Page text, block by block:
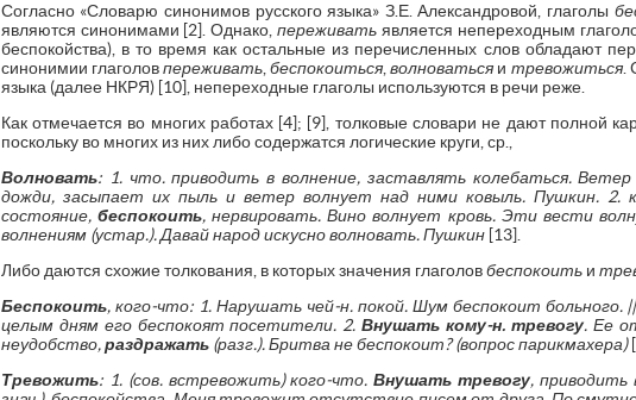
Согласно «Словарю синонимов русского языка» З.Е. Александровой, глаголы
являются синонимами [2]. Однако,переживать является непереходным
беспокойства), в то время как остальные из перечисленных слов обладают
синонимии глаголовпереживать ,беспокоиться волноваться и тревожиться.
языка (далее НКРЯ) [10], непереходные глаголы используются в речи реже.
Как отмечается во многих работах [4]; [9], толковые словари не дают полной
поскольку во многих из них либо содержатся логические круги, ср.,
Волновать: 1. что. приводить в волнение, заставлять колебаться.
дожди, засыпает их пыль и ветер волнует над ними ковыль. Пушкин. 2.
состояние,беспокоить, нервировать. Вино волнует кровь. Эти вести
волнениям (устар.). Давай народ искусно волновать. Пушкин[13].
Либо даются схожие толкования, в которых значения глаголовбеспокоитьи
Беспокоить, кого-что: 1. Нарушать чей-н. покой. Шум беспокоит больного.
целым дням его беспокоят посетители. 2.Внушать кому-н. тревогу. Ее
неудобство,раздражать(разг.). Бритва не беспокоит? (вопрос парикмахера)
Тревожить: 1. (сов. встревожить) кого-что.Внушать тревогу, приводить